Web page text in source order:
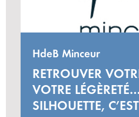
HdeB Minceur
RETROUVER
VOTRE
SILHOUETTE,